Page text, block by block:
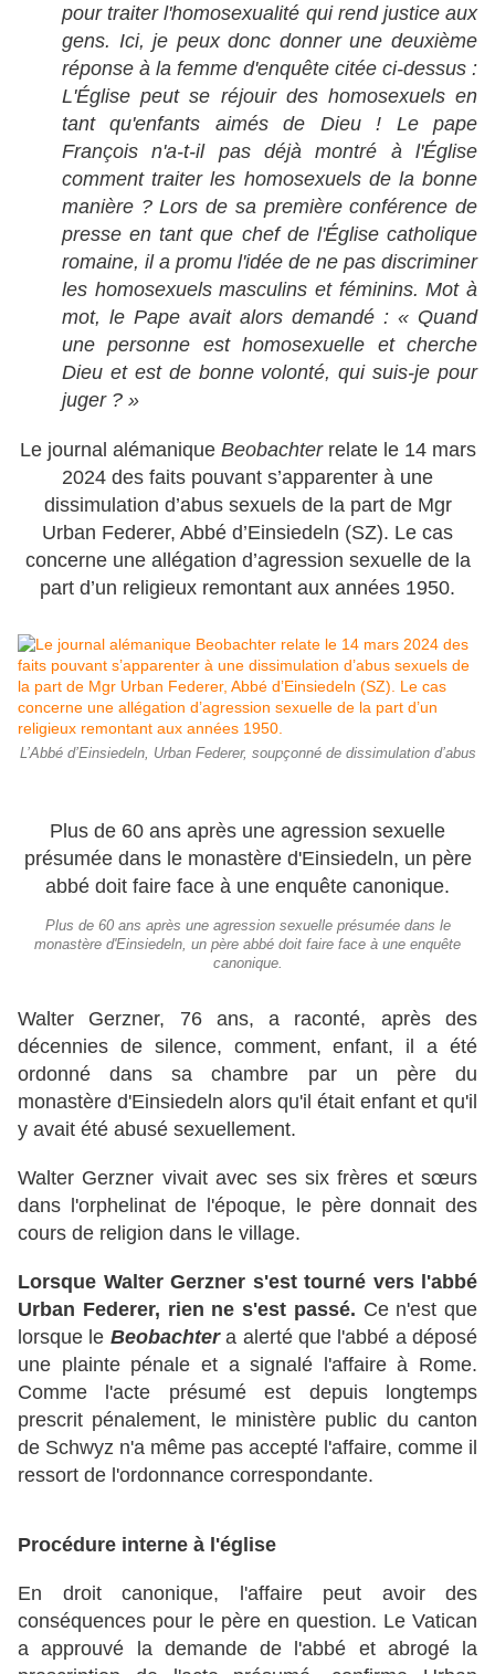
pour traiter l'homosexualité qui rend justice aux
gens. Ici, je peux donc donner une deuxième
réponse à la femme d'enquête citée ci-dessus :
L'Église peut se réjouir des homosexuels en
tant qu'enfants aimés de Dieu ! Le pape
François n'a-t-il pas déjà montré à l'Église
comment traiter les homosexuels de la bonne
manière ? Lors de sa première conférence de
presse en tant que chef de l'Église catholique
romaine, il a promu l'idée de ne pas discriminer
les homosexuels masculins et féminins. Mot à
mot, le Pape avait alors demandé : « Quand
une personne est homosexuelle et cherche
Dieu et est de bonne volonté, qui suis-je pour
juger ? »
Le journal alémanique Beobachterrelate le 14 mars
2024 des faits pouvant s’apparenter à une
dissimulation d’abus sexuels de la part de Mgr
Urban Federer, Abbé d’Einsiedeln (SZ). Le cas
concerne une allégation d’agression sexuelle de la
part d’un religieux remontant aux années 1950.
L’Abbé d’Einsiedeln, Urban Federer, soupçonné de dissimulation d’abus
Plus de 60 ans après une agression sexuelle
présumée dans le monastère d'Einsiedeln, un père
abbé doit faire face à une enquête canonique.
Plus de 60 ans après une agression sexuelle présumée dans le
monastère d'Einsiedeln, un père abbé doit faire face à une enquête
canonique.
Walter Gerzner, 76 ans, a raconté, après des
décennies de silence, comment, enfant, il a été
ordonné dans sa chambre par un père du
monastère d'Einsiedeln alors qu'il était enfant et qu'il
y avait été abusé sexuellement.
Walter Gerzner vivait avec ses six frères et sœurs
dans l'orphelinat de l'époque, le père donnait des
cours de religion dans le village.
Lorsque Walter Gerzner s'est tourné vers l'abbé
Urban Federer, rien ne s'est passé. Ce n'est que
lorsque le Beobachtera alerté que l'abbé a déposé
une plainte pénale et a signalé l'affaire à Rome.
Comme l'acte présumé est depuis longtemps
prescrit pénalement, le ministère public du canton
de Schwyz n'a même pas accepté l'affaire, comme il
ressort de l'ordonnance correspondante.
Procédure interne à l'église
En droit canonique, l'affaire peut avoir des
conséquences pour le père en question. Le Vatican
a approuvé la demande de l'abbé et abrogé la